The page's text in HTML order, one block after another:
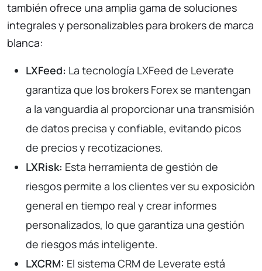
también ofrece una amplia gama de soluciones
integrales y personalizables para brokers de marca
blanca:
LXFeed: La tecnología LXFeed de Leverate
garantiza que los brokers Forex se mantengan
a la vanguardia al proporcionar una transmisión
de datos precisa y confiable, evitando picos
de precios y recotizaciones.
LXRisk: Esta herramienta de gestión de
riesgos permite a los clientes ver su exposición
general en tiempo real y crear informes
personalizados, lo que garantiza una gestión
de riesgos más inteligente.
LXCRM: El sistema CRM de Leverate está